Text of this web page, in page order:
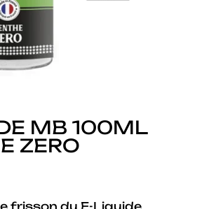
MB 100ML
ZERO
frisson du E-Liquide